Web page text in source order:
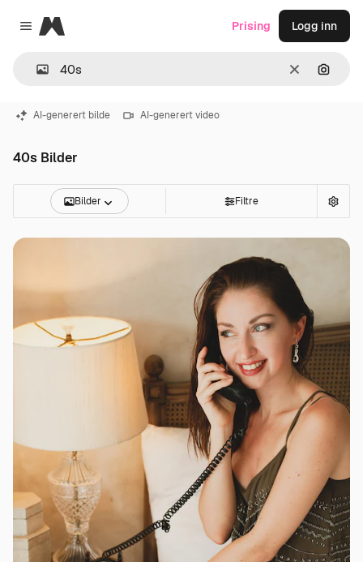
Close menu
Magnific
Slett Søk
Prising Logg inn
AI-generert bilde AI-generert video
40s Bilder
Bilder Filtre